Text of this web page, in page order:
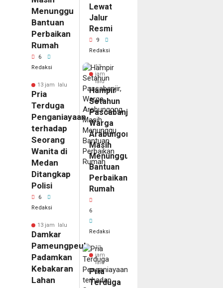
Menunggu
Bantuan
Perbaikan
Rumah
6
Redaksi
13 jam lalu
Pria
Terduga
Penganiayaan
terhadap
Seorang
Wanita di
Medan
Ditangkap
Polisi
6
Redaksi
13 jam lalu
Damkar
Pameungpeuk
Padamkan
Kebakaran
Lahan
Lewat
Jalur
Resmi
9
Redaksi
13
jam
lalu
Hampir
Setahun
Pascabanjir,
Warga
Arabungong
Masih
Menunggu
Bantuan
Perbaikan
Rumah
6
Redaksi
13
jam
lalu
Pria
Terduga